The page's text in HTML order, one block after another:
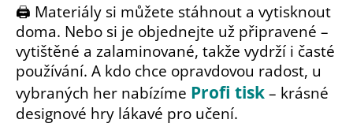
🖨️ Materiály si můžete stáhnout a vytisknout
doma. Nebo si je objednejte už připravené –
vytištěné a zalaminované, takže vydrží i časté
používání. A kdo chce opravdovou radost, u
vybraných her nabízíme Profi tisk – krásné
designové hry lákavé pro učení.
j
í
t
?